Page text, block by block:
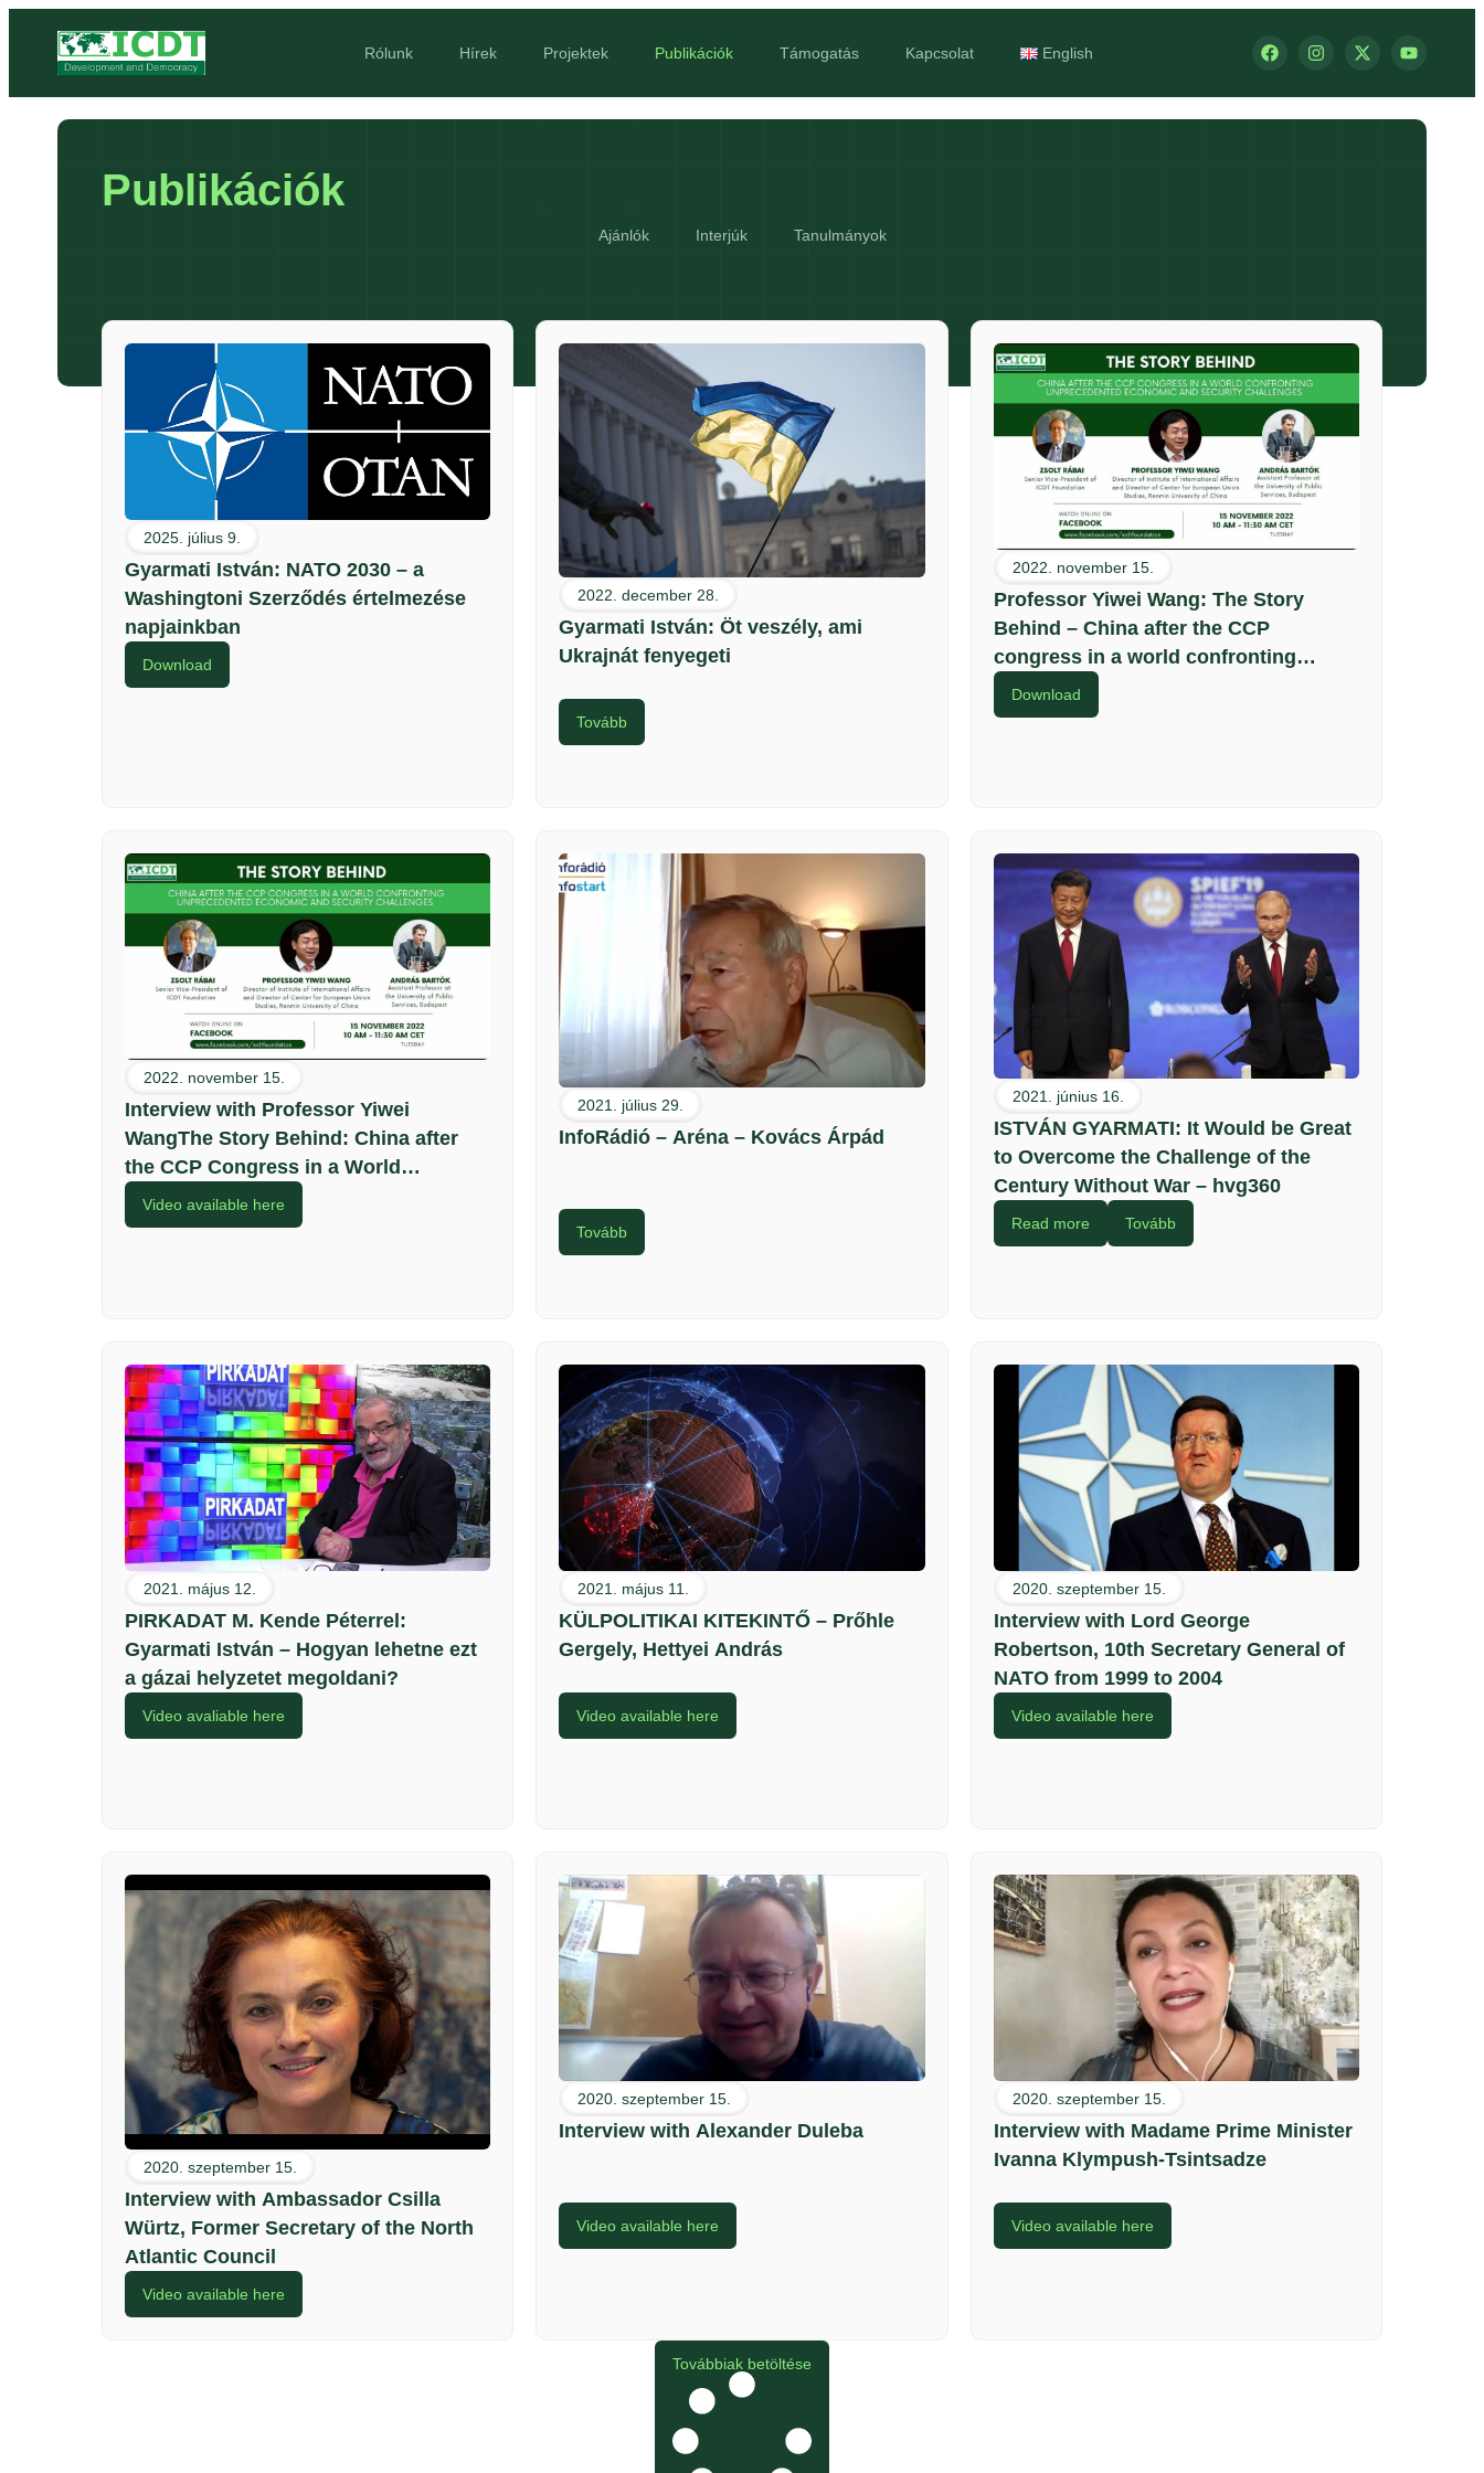
Rólunk Hírek Projektek Publikációk Támogatás Kapcsolat English
Publikációk
Ajánlók Interjúk Tanulmányok
2025. július 9.
Gyarmati István: NATO 2030 – a
Washingtoni Szerződés értelmezése
napjainkban
Download
2022. december 28.
Gyarmati István: Öt veszély, ami
Ukrajnát fenyegeti
Tovább
2022. november 15.
Professor Yiwei Wang: The Story
Behind – China after the CCP
congress in a world confronting
unprecedented economic and security
challenges
Download
2022. november 15.
Interview with Professor Yiwei
WangThe Story Behind: China after
the CCP Congress in a World
Confronting Unprecedented Economic
and Security Challenges
Video available here
2021. július 29.
InfoRádió – Aréna – Kovács Árpád
Tovább
2021. június 16.
ISTVÁN GYARMATI: It Would be Great
to Overcome the Challenge of the
Century Without War – hvg360
Read more Tovább
2021. május 12.
PIRKADAT M. Kende Péterrel:
Gyarmati István – Hogyan lehetne ezt
a gázai helyzetet megoldani?
Video avaliable here
2021. május 11.
KÜLPOLITIKAI KITEKINTŐ – Prőhle
Gergely, Hettyei András
Video available here
2020. szeptember 15.
Interview with Lord George
Robertson, 10th Secretary General of
NATO from 1999 to 2004
Video available here
2020. szeptember 15.
Interview with Ambassador Csilla
Würtz, Former Secretary of the North
Atlantic Council
Video available here
2020. szeptember 15.
Interview with Alexander Duleba
Video available here
2020. szeptember 15.
Interview with Madame Prime Minister
Ivanna Klympush-Tsintsadze
Video available here
Továbbiak betöltése